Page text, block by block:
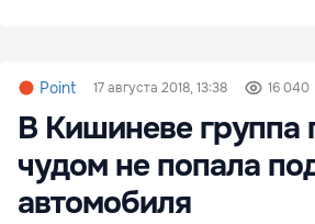
Point 17 августа 2018, 13:38 16 040
В Кишиневе группа
чудом не попала
автомобиля